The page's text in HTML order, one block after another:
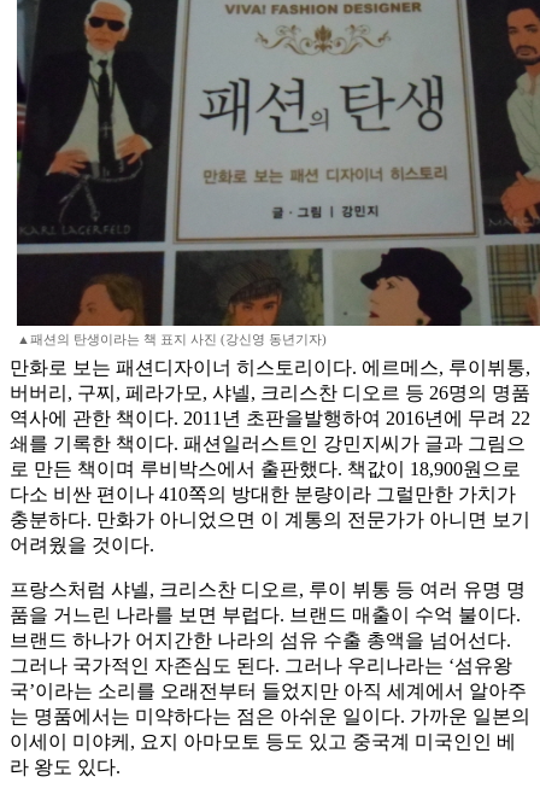
▲패션의 탄생이라는 책 표지 사진 (강신영 동년기자)
만화로 보는 패션디자이너 히스토리이다. 에르메스, 루이뷔통,
버버리, 구찌, 페라가모, 샤넬, 크리스찬 디오르 등 26명의 명품
역사에 관한 책이다. 2011년 초판을발행하여 2016년에 무려 22
쇄를 기록한 책이다. 패션일러스트인 강민지씨가 글과 그림으
로 만든 책이며 루비박스에서 출판했다. 책값이 18,900원으로
다소 비싼 편이나 410쪽의 방대한 분량이라 그럴만한 가치가
충분하다. 만화가 아니었으면 이 계통의 전문가가 아니면 보기
어려웠을 것이다.
프랑스처럼 샤넬, 크리스찬 디오르, 루이 뷔통 등 여러 유명 명
품을 거느린 나라를 보면 부럽다. 브랜드 매출이 수억 불이다.
브랜드 하나가 어지간한 나라의 섬유 수출 총액을 넘어선다.
그러나 국가적인 자존심도 된다. 그러나 우리나라는 ‘섬유왕
국’이라는 소리를 오래전부터 들었지만 아직 세계에서 알아주
는 명품에서는 미약하다는 점은 아쉬운 일이다. 가까운 일본의
이세이 미야케, 요지 아마모토 등도 있고 중국계 미국인인 베
라 왕도 있다.